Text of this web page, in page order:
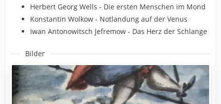
Herbert Georg Wells - Die ersten Menschen im Mond
Konstantin Wolkow - Notlandung auf der Venus
Iwan Antonowitsch Jefremow - Das Herz der Schlange
Bilder